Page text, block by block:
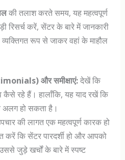
की तलाश करते समय, यह महत्वपूर्ण
रिसर्च करें, सेंटर के बारे में जानकारी
रूप से जाकर वहां के माहौल
और समीक्षाएं:देखें कि
रहे हैं। हालाँकि, यह याद रखें कि
अलग हो सकता है।
की लागत एक महत्वपूर्ण कारक हो
करें कि सेंटर पारदर्शी हो और आपको
जुड़े खर्चों के बारे में स्पष्ट